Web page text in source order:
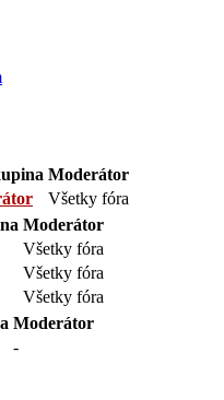
Moderátor
Všetky fóra
Moderátor
Všetky fóra
Všetky fóra
Všetky fóra
Moderátor
-